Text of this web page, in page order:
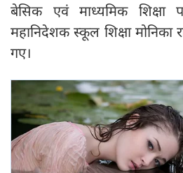
बेसिक एवं माध्यमिक शिक्षा
महानिदेशक स्कूल शिक्षा मोनिका
गए।